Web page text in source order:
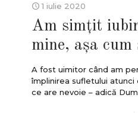
1 iulie 2020
Am simțit
mine, așa cum
A fost uimitor când am
împlinirea sufletului
ce are nevoie – adică